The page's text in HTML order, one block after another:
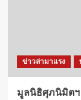
ข่าวล่ามาแรง
มูลนิธิศุภนิมิตฯ